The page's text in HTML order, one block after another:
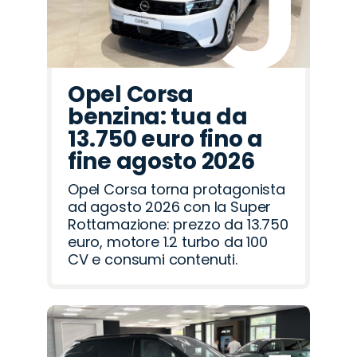
Opel Corsa
benzina: tua da
13.750 euro fino a
fine agosto 2026
Opel Corsa torna protagonista
ad agosto 2026 con la Super
Rottamazione: prezzo da 13.750
euro, motore 1.2 turbo da 100
CV e consumi contenuti.